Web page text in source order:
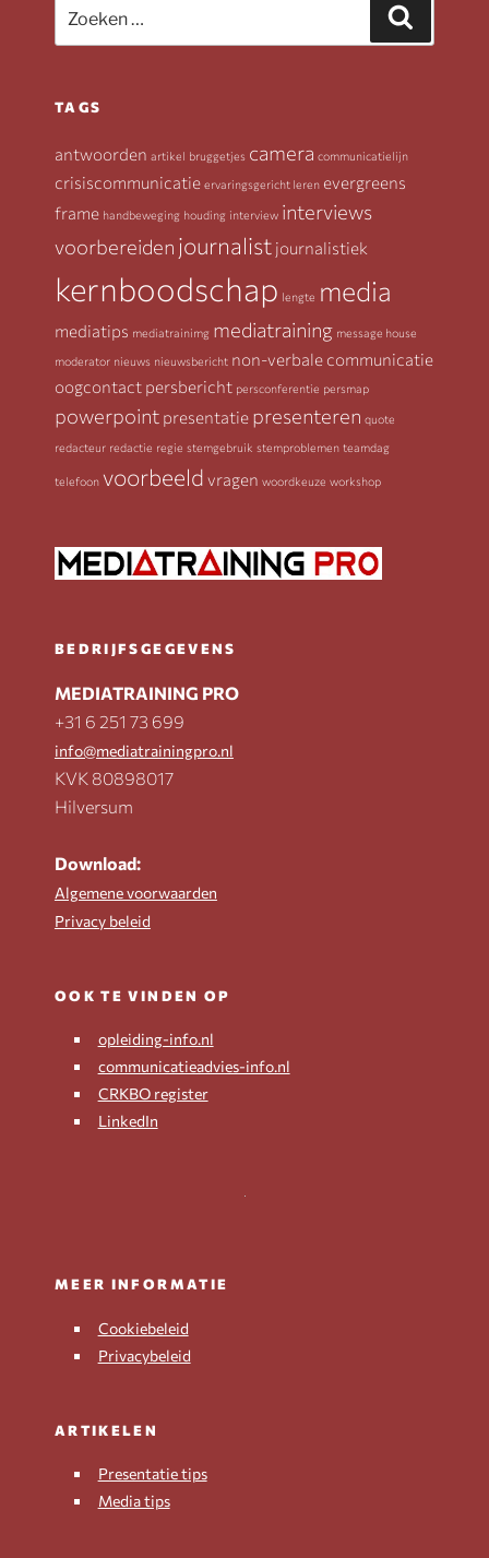
naar:
TAGS
antwoorden artikel bruggetjes camera communicatielijn
crisiscommunicatie ervaringsgericht leren evergreens
frame handbeweging houding interview interviews
voorbereiden journalist journalistiek
kernboodschap lengte media
mediatips mediatrainimg mediatraining message house
moderator nieuws nieuwsbericht non-verbale communicatie
oogcontact persbericht persconferentie persmap
powerpoint presentatie presenteren quote
redacteur redactie regie stemgebruik stemproblemen teamdag
telefoon voorbeeld vragen woordkeuze workshop
BEDRIJFSGEGEVENS
MEDIATRAINING PRO
+31 6 251 73 699
info@mediatrainingpro.nl
KVK 80898017
Hilversum
Download:
Algemene voorwaarden
Privacy beleid
OOK TE VINDEN OP
opleiding-info.nl
communicatieadvies-info.nl
CRKBO register
LinkedIn
MEER INFORMATIE
Cookiebeleid
Privacybeleid
ARTIKELEN
Presentatie tips
Media tips